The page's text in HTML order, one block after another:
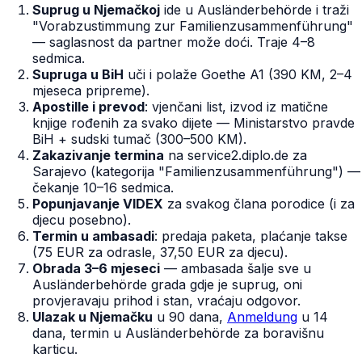
Suprug u Njemačkoj ide u Ausländerbehörde i traži
"Vorabzustimmung zur Familienzusammenführung"
— saglasnost da partner može doći. Traje 4–8
sedmica.
Supruga u BiH uči i polaže Goethe A1 (390 KM, 2–4
mjeseca pripreme).
Apostille i prevod: vjenčani list, izvod iz matične
knjige rođenih za svako dijete — Ministarstvo pravde
BiH + sudski tumač (300–500 KM).
Zakazivanje termina na service2.diplo.de za
Sarajevo (kategorija "Familienzusammenführung") —
čekanje 10–16 sedmica.
Popunjavanje VIDEX za svakog člana porodice (i za
djecu posebno).
Termin u ambasadi: predaja paketa, plaćanje takse
(75 EUR za odrasle, 37,50 EUR za djecu).
Obrada 3–6 mjeseci — ambasada šalje sve u
Ausländerbehörde grada gdje je suprug, oni
provjeravaju prihod i stan, vraćaju odgovor.
Ulazak u Njemačku u 90 dana, Anmeldung u 14
dana, termin u Ausländerbehörde za boravišnu
karticu.